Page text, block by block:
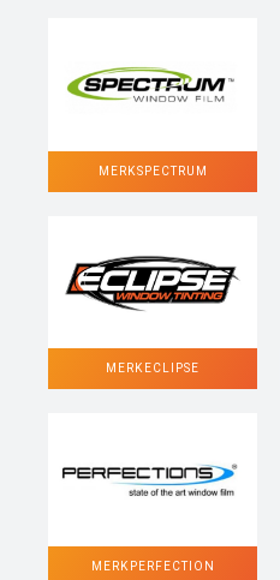
MERK SPECTRUM
MERK ECLIPSE
MERK PERFECTION